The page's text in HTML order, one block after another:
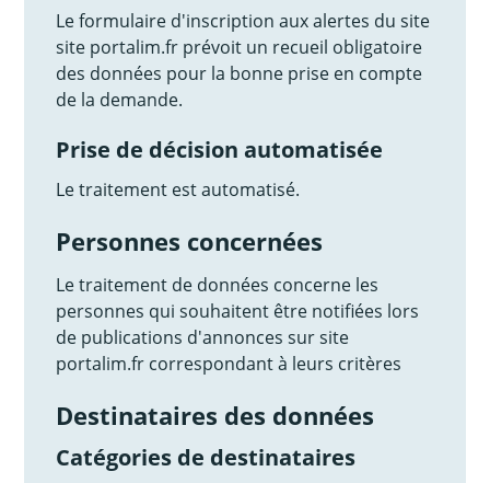
Le formulaire d'inscription aux alertes du site
site portalim.fr prévoit un recueil obligatoire
des données pour la bonne prise en compte
de la demande.
Prise de décision automatisée
Le traitement est automatisé.
Personnes concernées
Le traitement de données concerne les
personnes qui souhaitent être notifiées lors
de publications d'annonces sur site
portalim.fr correspondant à leurs critères
Destinataires des données
Catégories de destinataires